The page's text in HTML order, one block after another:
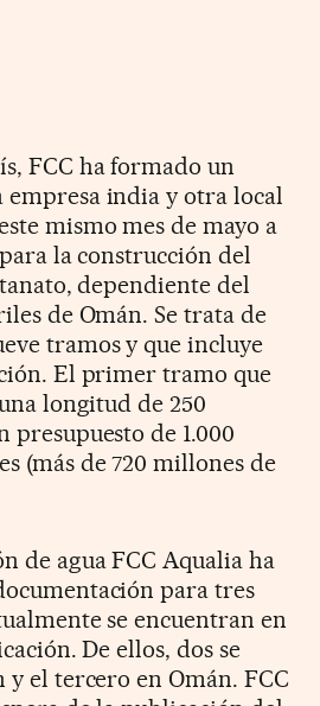
FCC ha formado un
empresa india y otra local
mismo mes de mayo a
la construcción del
dependiente del
de Omán. Se trata de
tramos y que incluye
El primer tramo que
longitud de 250
de 1.000
(más de 720 millones de
de agua FCC Aqualia ha
para tres
se encuentran en
De ellos, dos se
el tercero en Omán. FCC